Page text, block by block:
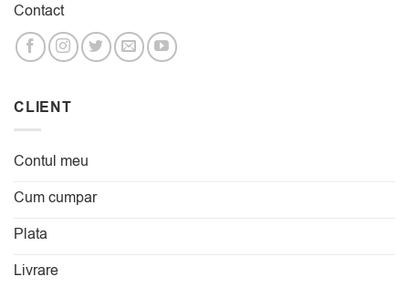
Contact
CLIENT
Contul meu
Cum cumpar
Plata
Livrare